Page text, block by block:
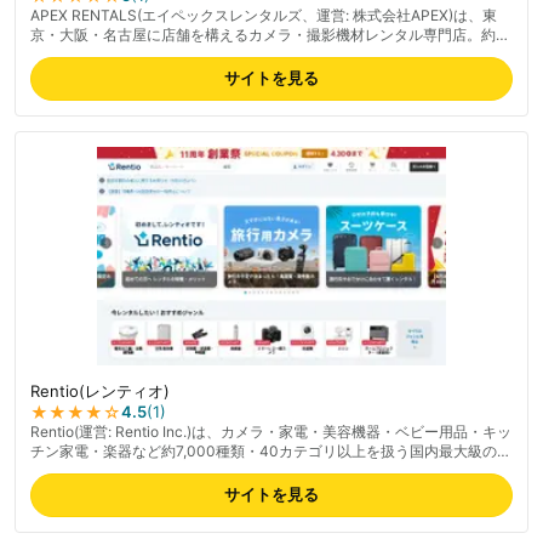
APEX RENTALS(エイペックスレンタルズ、運営: 株式会社APEX)は、東
京・大阪・名古屋に店舗を構えるカメラ・撮影機材レンタル専門店。約
400種類超のカメラ・レンズラインナップでビデオカメラや交換レンズ等
の映像機材を取り扱う。レンタル前日到着で実質1日無料、バッテリー2
個・記録メディアが標準付属する利便性、丁寧な梱包が好評。Google各
店舗4.5以上の高評価で初心者からプロまで支持される。ネットで簡単予
約可能。最新の料金は公式サイトでご確認ください。
サイトを見る
Rentio(レンティオ)
★★★★☆4.5(1)
Rentio(運営: Rentio Inc.)は、カメラ・家電・美容機器・ベビー用品・キッ
チン家電・楽器など約7,000種類・40カテゴリ以上を扱う国内最大級のレ
ンタル専門サービス。最短1日から選べるワンタイムプランと1ヶ月単位の
月額制プランの2軸で、用途に応じて使い分け可能。返却時の送料は無
料、最短翌日出荷(北海道・離島は翌々日)。月間利用者は約15万人、顧客
評価★4.7、1年以内リピート率55%。「トラブルあんしん宣言」で故障・
サイトを見る